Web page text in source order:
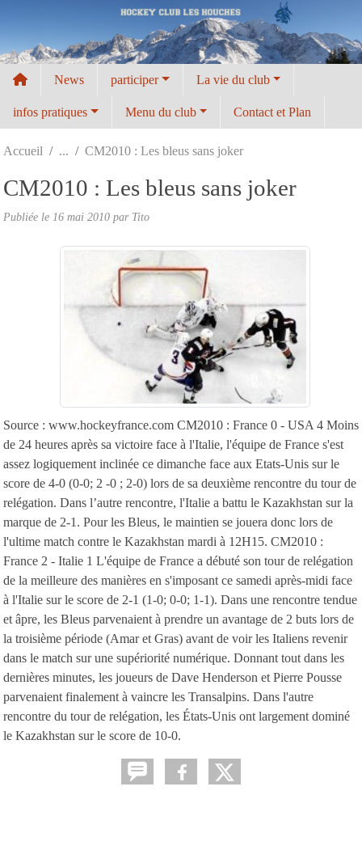
News participer La vie du club
infos pratiques Menu du club Contact et Plan
Accueil CM2010 : Les bleus sans joker
CM2010 : Les bleus sans joker
Publiée le 16 mai 2010 par Tito
Source : www.hockeyfrance.com CM2010 : France 0 - USA 4 Moins
de 24 heures après sa victoire face à l'Italie, l'équipe de France s'est
assez logiquement inclinée ce dimanche face aux Etats-Unis sur le
score de 4-0 (0-0; 2 -0 ; 2-0) lors de sa deuxième rencontre du tour de
relégation. Dans l’autre rencontre, l'Italie a battu le Kazakhstan sur la
marque de 2-1. Pour les Bleus, le maintien se jouera donc lors de
l'ultime match contre le Kazakhstan mardi à 12H15. CM2010 :
France 2 - Italie 1 L'équipe de France a débuté son tour de relégation
de la meilleure des manières en s'imposant ce samedi après-midi face
à l'Italie sur le score de 2-1 (1-0; 0-0; 1-1). Dans une rencontre tendue
et âpre, les Bleus parvenaient à prendre un avantage de 2 buts lors de
la troisième période (Amar et Gras) avant de voir les Italiens revenir
dans le match sur une supériorité numérique. Donnant tout dans les
dernières minutes, les joueurs de Dave Henderson et Pierre Pousse
parvenaient finalement à vaincre les Transalpins. Dans l'autre
rencontre du tour de relégation, les États-Unis ont largement dominé
le Kazakhstan sur le score de 10-0.
Panneau de gestion des cookies